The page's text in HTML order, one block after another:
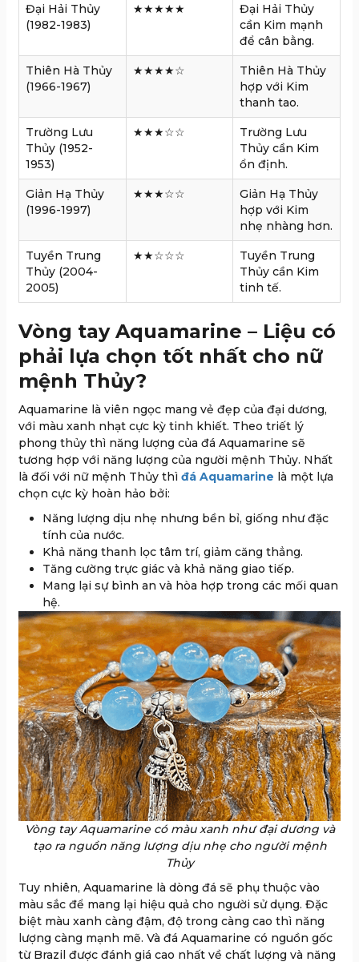
Đại Hải Thủy
(1982-1983)
★★★★★
Đại Hải Thủy
cần Kim mạnh
để cân bằng.
Thiên Hà Thủy
(1966-1967)
★★★★☆
Thiên Hà Thủy
hợp với Kim
thanh tao.
Trường Lưu
Thủy (1952-
1953)
★★★☆☆
Trường Lưu
Thủy cần Kim
ổn định.
Giản Hạ Thủy
(1996-1997)
★★★☆☆
Giản Hạ Thủy
hợp với Kim
nhẹ nhàng hơn.
Tuyền Trung
Thủy (2004-
2005)
★★☆☆☆
Tuyền Trung
Thủy cần Kim
tinh tế.
Vòng tay Aquamarine – Liệu có
phải lựa chọn tốt nhất cho nữ
mệnh Thủy?
Aquamarine là viên ngọc mang vẻ đẹp của đại dương,
với màu xanh nhạt cực kỳ tinh khiết. Theo triết lý
phong thủy thì năng lượng của đá Aquamarine sẽ
tương hợp với năng lượng của người mệnh Thủy. Nhất
là đối với nữ mệnh Thủy thì đá Aquamarine là một lựa
chọn cực kỳ hoàn hảo bởi:
Năng lượng dịu nhẹ nhưng bền bỉ, giống như đặc
tính của nước.
Khả năng thanh lọc tâm trí, giảm căng thẳng.
Tăng cường trực giác và khả năng giao tiếp.
Mang lại sự bình an và hòa hợp trong các mối quan
hệ.
Vòng tay Aquamarine có màu xanh như đại dương và
tạo ra nguồn năng lượng dịu nhẹ cho người mệnh
Thủy
Tuy nhiên, Aquamarine là dòng đá sẽ phụ thuộc vào
màu sắc để mang lại hiệu quả cho người sử dụng. Đặc
biệt màu xanh càng đậm, độ trong càng cao thì năng
lượng càng mạnh mẽ. Và đá Aquamarine có nguồn gốc
từ Brazil được đánh giá cao nhất về chất lượng và năng